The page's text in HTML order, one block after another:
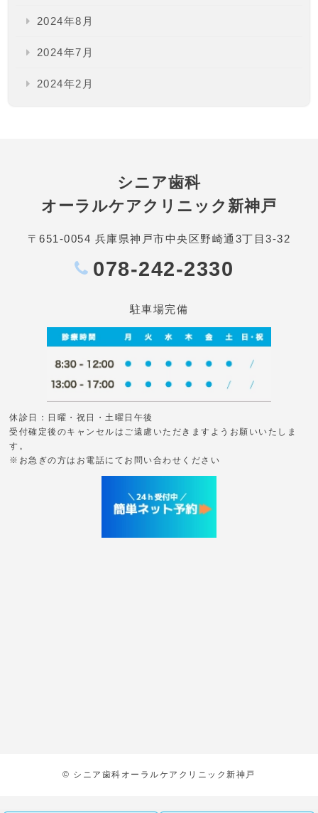
2024年8月
2024年7月
2024年2月
シニア歯科
オーラルケアクリニック新神戸
〒651-0054 兵庫県神戸市中央区野崎通3丁目3-32
078-242-2330
駐車場完備
休診日：日曜・祝日・土曜日午後
受付確定後のキャンセルはご遠慮いただきますようお願いいたしま
す。
※お急ぎの方はお電話にてお問い合わせください
© シニア歯科オーラルケアクリニック新神戸